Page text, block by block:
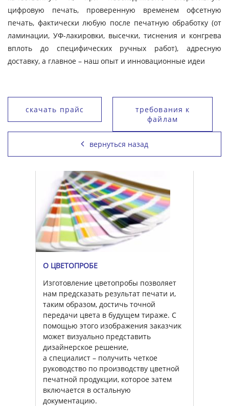
цифровую печать, проверенную временем офсетную
печать, фактически любую после печатную обработку (от
ламинации, УФ-лакировки, высечки, тиснения и конгрева
вплоть до специфических ручных работ), адресную
доставку, а главное – наш опыт и инновационные идеи
скачать прайс
требования к
файлам
вернуться назад
О ЦВЕТОПРОБЕ
Изготовление цветопробы позволяет
нам предсказать результат печати и,
таким образом, достичь точной
передачи цвета в будущем тираже. С
помощью этого изображения заказчик
может визуально представить
дизайнерское решение,
а специалист – получить четкое
руководство по производству цветной
печатной продукции, которое затем
включается в остальную
документацию.